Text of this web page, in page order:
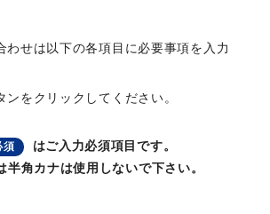
わせは以下の各項目に必要事項を入力
ンをクリックしてください。
須
はご入力必須項目です。
角カナは使用しないで下さい。